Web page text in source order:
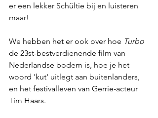
er een lekker Schültie bij en luisteren
maar!
We hebben het er ook over hoe Turbo
de 23st-bestverdienende film van
Nederlandse bodem is, hoe je het
woord 'kut' uitlegt aan buitenlanders,
en het festivalleven van Gerrie-acteur
Tim Haars.